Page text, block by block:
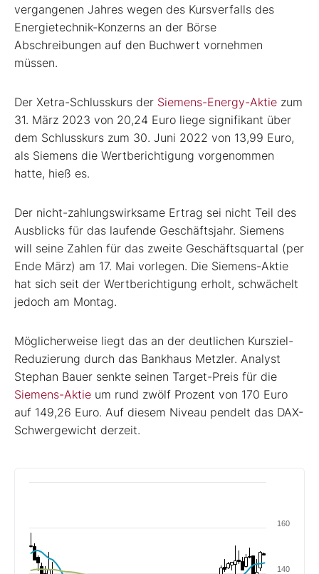
vergangenen Jahres wegen des Kursverfalls des
Energietechnik-Konzerns an der Börse
Abschreibungen auf den Buchwert vornehmen
müssen.
Der Xetra-Schlusskurs der Siemens-Energy-Aktie zum
31. März 2023 von 20,24 Euro liege signifikant über
dem Schlusskurs zum 30. Juni 2022 von 13,99 Euro,
als Siemens die Wertberichtigung vorgenommen
hatte, hieß es.
Der nicht-zahlungswirksame Ertrag sei nicht Teil des
Ausblicks für das laufende Geschäftsjahr. Siemens
will seine Zahlen für das zweite Geschäftsquartal (per
Ende März) am 17. Mai vorlegen. Die Siemens-Aktie
hat sich seit der Wertberichtigung erholt, schwächelt
jedoch am Montag.
Möglicherweise liegt das an der deutlichen Kursziel-
Reduzierung durch das Bankhaus Metzler. Analyst
Stephan Bauer senkte seinen Target-Preis für die
Siemens-Aktie um rund zwölf Prozent von 170 Euro
auf 149,26 Euro. Auf diesem Niveau pendelt das DAX-
Schwergewicht derzeit.
140
160